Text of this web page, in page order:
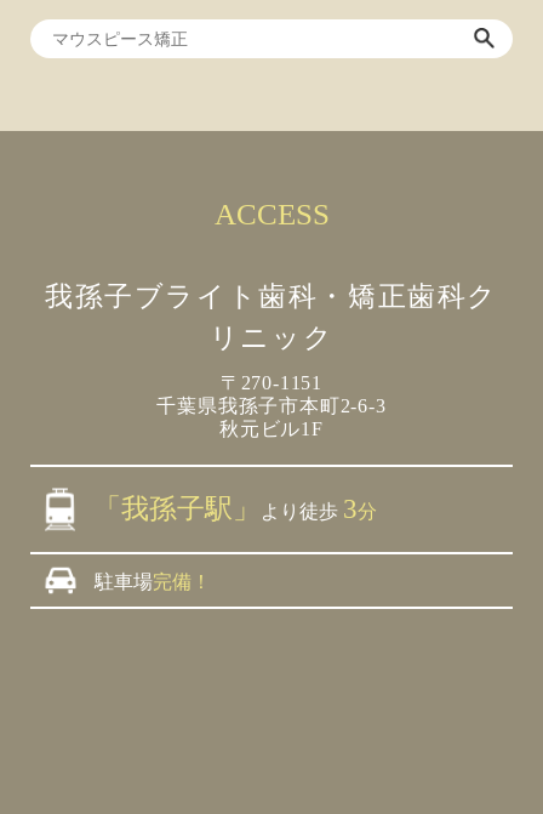
ACCESS
我孫子ブライト歯科・矯正歯科ク
リニック
〒270-1151
千葉県我孫子市本町2-6-3
秋元ビル1F
「我孫子駅」 より徒歩 3分
駐車場完備！